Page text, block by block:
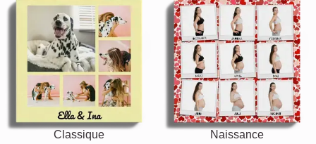
Classique Naissance